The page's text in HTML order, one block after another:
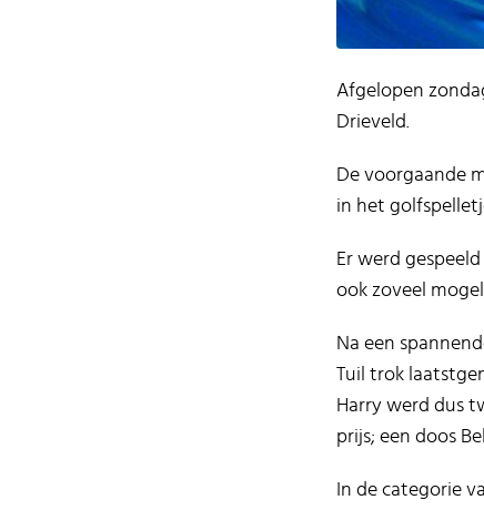
Afgelopen
Drieveld.
De voorgaande
in het
Er werd
ook zoveel
Na een
Tuil trok
Harry werd dus
prijs; een doos
In de categorie